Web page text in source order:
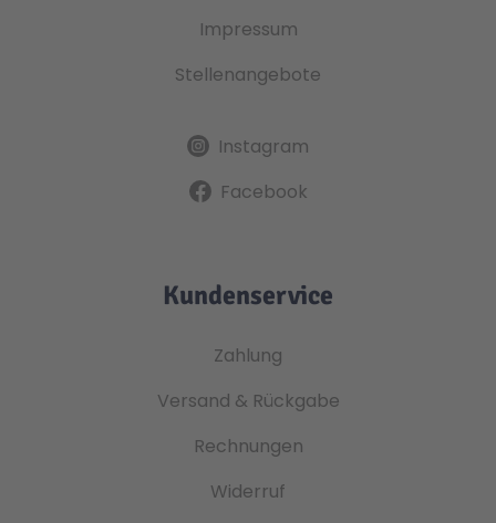
Impressum
Stellenangebote
Instagram
Facebook
Kundenservice
Zahlung
Versand & Rückgabe
Rechnungen
Widerruf